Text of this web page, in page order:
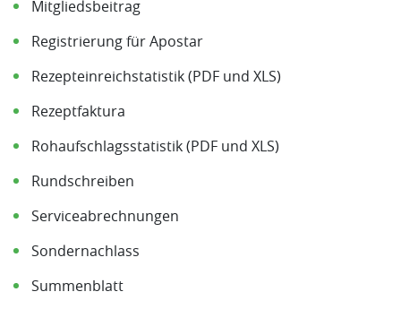
Mitgliedsbeitrag
Registrierung für Apostar
Rezepteinreichstatistik (PDF und XLS)
Rezeptfaktura
Rohaufschlagsstatistik (PDF und XLS)
Rundschreiben
Serviceabrechnungen
Sondernachlass
Summenblatt